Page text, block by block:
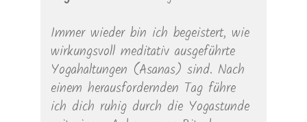
Immer wieder bin ich begeistert, wie
wirkungsvoll meditativ ausgeführte
Yogahaltungen (Asanas) sind. Nach
einem herausfordernden Tag führe
ich dich ruhig durch die Yogastunde